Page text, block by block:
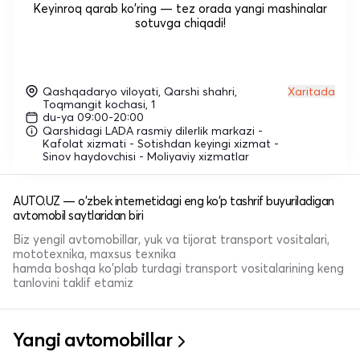
Xaritada
Qashqadaryo viloyati, Qarshi shahri,
Toqmangit kochasi, 1
du-ya 09:00-20:00
Qarshidagi LADA rasmiy dilerlik markazi -
Kafolat xizmati - Sotishdan keyingi xizmat -
Sinov haydovchisi - Moliyaviy xizmatlar
Keyinroq qarab ko'ring — tez orada yangi mashinalar
sotuvga chiqadi!
AUTO.UZ — o'zbek internetidagi eng ko'p tashrif buyuriladigan
avtomobil saytlaridan biri
Biz yengil avtomobillar, yuk va tijorat transport vositalari,
mototexnika, maxsus texnika
hamda boshqa ko'plab turdagi transport vositalarining keng
tanlovini taklif etamiz
Yangi avtomobillar